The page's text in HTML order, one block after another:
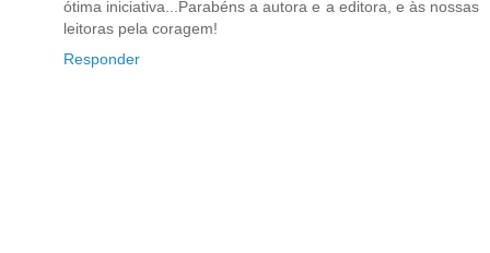
ótima iniciativa...Parabéns a autora e a editora, e às nossas
leitoras pela coragem!
Responder